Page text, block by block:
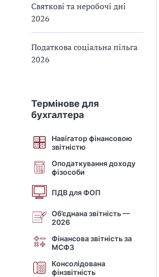
Святкові та неробочі дні
2026
Податкова соціальна пільга
2026
Термінове для
бухгалтера
Навігатор фінансовою
звітністю
Оподаткування доходу
фізособи
ПДВ для ФОП
Об’єднана звітність —
2026
Фінансова звітність за
МСФЗ
Консолідована
фінзвітність